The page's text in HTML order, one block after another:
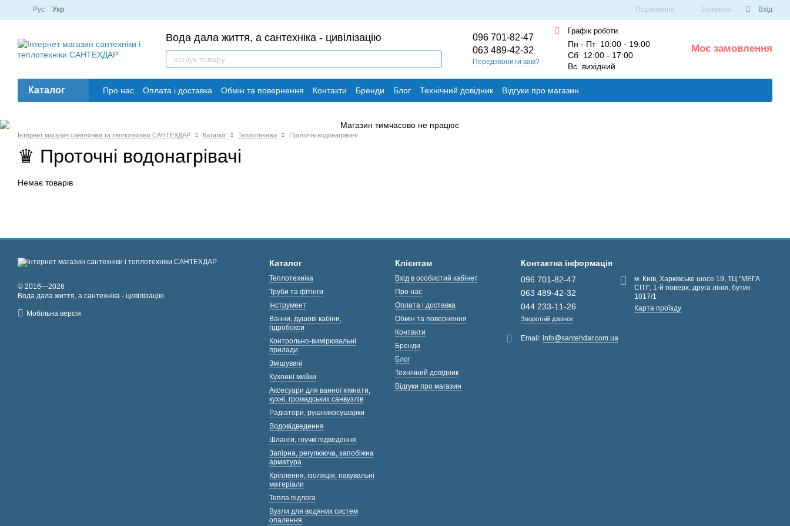
Рус Укр Порівняння Бажання Вхід
Вода дала життя, а сантехніка - цивілізацію
096 701-82-47
063 489-42-32
Передзвонити вам?
Графік роботи
Пн - Пт 10:00 - 19:00
Сб 12:00 - 17:00
Вс вихідний
Моє замовлення
Каталог Про нас Оплата і доставка Обмін та повернення Контакти Бренди Блог Технічний довідник Відгуки про магазин
Інтернет магазин сантехніки та теплотехніки САНТЕХДАР Каталог Теплотехніка Проточні водонагрівачі
♛ Проточні водонагрівачі
Немає товарів
© 2016—2026
Вода дала життя, а сантехніка - цивілізацію
Мобільна версія
Каталог
Теплотехніка
Труби та фітінги
Інструмент
Ванни, душові кабіни,
гідробокси
Контрольно-вимірювальні
прилади
Змішувачі
Кухонні мийки
Аксесуари для ванної кімнати,
кухні, громадських санвузлів
Радіатори, рушникосушарки
Водовідведення
Шланги, гнучкі підведення
Запірна, регулююча, запобіжна
арматура
Кріплення, ізоляція, пакувальні
матеріали
Тепла підлога
Вузли для водяних систем
опалення
Клієнтам
Вхід в особистий кабінет
Про нас
Оплата і доставка
Обмін та повернення
Контакти
Бренди
Блог
Технічний довідник
Відгуки про магазин
Контактна інформація
096 701-82-47
063 489-42-32
044 233-11-26
Зворотній дзвінок
м. Київ, Харківське шосе 19, ТЦ "МЕГА
СІТІ", 1-й поверх, друга лінія, бутик
1017/1
Карта проїзду
Email:info@santehdar.com.ua